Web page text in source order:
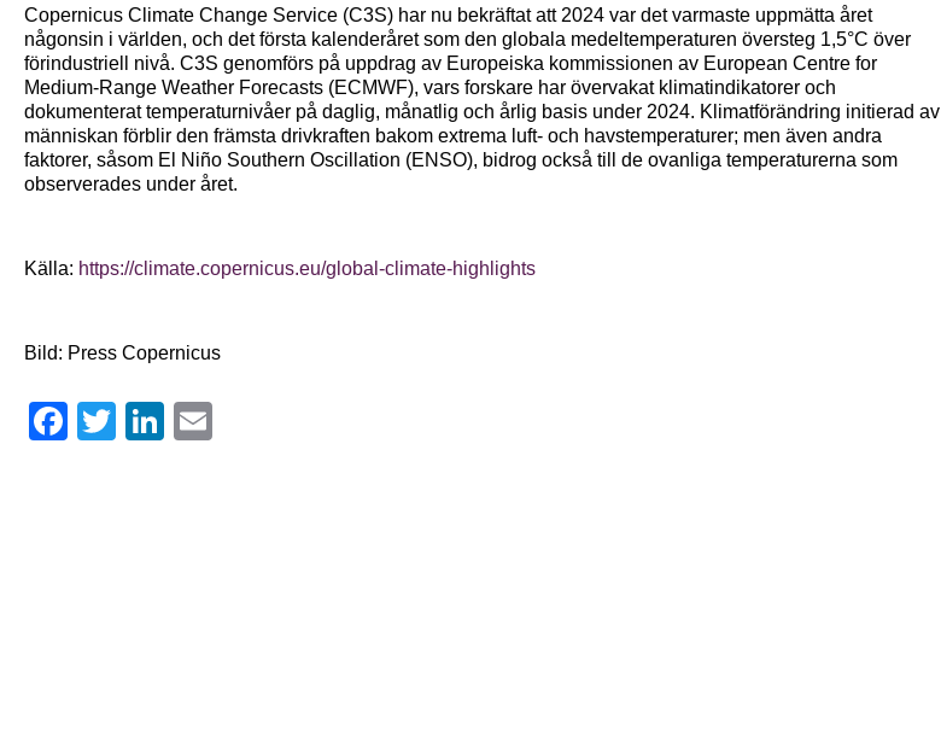
Copernicus Climate Change Service (C3S) har nu bekräftat att 2024 var det varmaste uppmätta året
någonsin i världen, och det första kalenderåret som den globala medeltemperaturen översteg 1,5°C över
förindustriell nivå. C3S genomförs på uppdrag av Europeiska kommissionen av European Centre for
Medium-Range Weather Forecasts (ECMWF), vars forskare har övervakat klimatindikatorer och
dokumenterat temperaturnivåer på daglig, månatlig och årlig basis under 2024. Klimatförändring initierad av
människan förblir den främsta drivkraften bakom extrema luft- och havstemperaturer; men även andra
faktorer, såsom El Niño Southern Oscillation (ENSO), bidrog också till de ovanliga temperaturerna som
observerades under året.
Källa: https://climate.copernicus.eu/global-climate-highlights
Bild: Press Copernicus
Facebook
Twitter LinkedIn